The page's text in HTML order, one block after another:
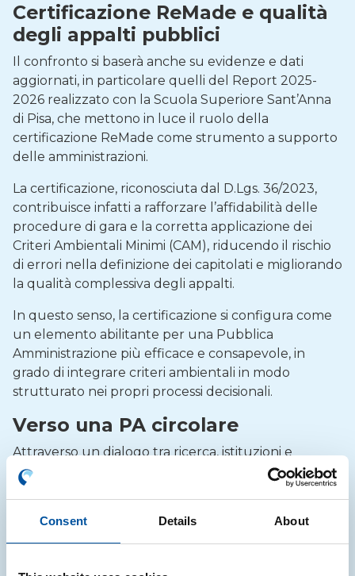
Consent Details About
Certificazione ReMade e qualità
degli appalti pubblici
Il confronto si baserà anche su evidenze e dati
aggiornati, in particolare quelli del Report 2025-
2026 realizzato con la Scuola Superiore Sant’Anna
di Pisa, che mettono in luce il ruolo della
certificazione ReMade come strumento a supporto
delle amministrazioni.
La certificazione, riconosciuta dal D.Lgs. 36/2023,
contribuisce infatti a rafforzare l’affidabilità delle
procedure di gara e la corretta applicazione dei
Criteri Ambientali Minimi (CAM), riducendo il rischio
di errori nella definizione dei capitolati e migliorando
la qualità complessiva degli appalti.
In questo senso, la certificazione si configura come
un elemento abilitante per una Pubblica
Amministrazione più efficace e consapevole, in
grado di integrare criteri ambientali in modo
strutturato nei propri processi decisionali.
Verso una PA circolare
Attraverso un dialogo tra ricerca, istituzioni e
operatori del settore, il talk approfondirà il ruolo
della certificazione accreditata nel favorire una
appaltanti strumenti concreti per operare in
sicurezza e al contempo promuovere innovazione.